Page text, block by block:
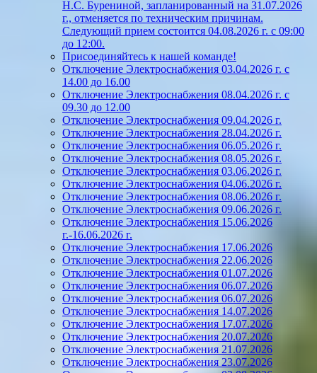
Н.С. Бурениной, запланированный на 31.07.2026
г., отменяется по техническим причинам.
Следующий прием состоится 04.08.2026 г. с 09:00
до 12:00.
Присоединяйтесь к нашей команде!
Отключение Электроснабжения 03.04.2026 г. с
14.00 до 16.00
Отключение Электроснабжения 08.04.2026 г. с
09.30 до 12.00
Отключение Электроснабжения 09.04.2026 г.
Отключение Электроснабжения 28.04.2026 г.
Отключение Электроснабжения 06.05.2026 г.
Отключение Электроснабжения 08.05.2026 г.
Отключение Электроснабжения 03.06.2026 г.
Отключение Электроснабжения 04.06.2026 г.
Отключение Электроснабжения 08.06.2026 г.
Отключение Электроснабжения 09.06.2026 г.
Отключение Электроснабжения 15.06.2026
г.-16.06.2026 г.
Отключение Электроснабжения 17.06.2026
Отключение Электроснабжения 22.06.2026
Отключение Электроснабжения 01.07.2026
Отключение Электроснабжения 06.07.2026
Отключение Электроснабжения 06.07.2026
Отключение Электроснабжения 14.07.2026
Отключение Электроснабжения 17.07.2026
Отключение Электроснабжения 20.07.2026
Отключение Электроснабжения 21.07.2026
Отключение Электроснабжения 23.07.2026